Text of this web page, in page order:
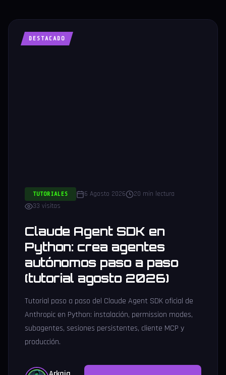
DESTACADO
TUTORIALES 6 Agosto 2026
20 min lectura
33 visitas
Claude Agent SDK en
Python: crea agentes
autónomos paso a paso
(tutorial agosto 2026)
Tutorial paso a paso del Claude Agent SDK oficial de
Anthropic en Python: instalación, permission modes,
subagentes, sesiones persistentes, cliente MCP y
producción.